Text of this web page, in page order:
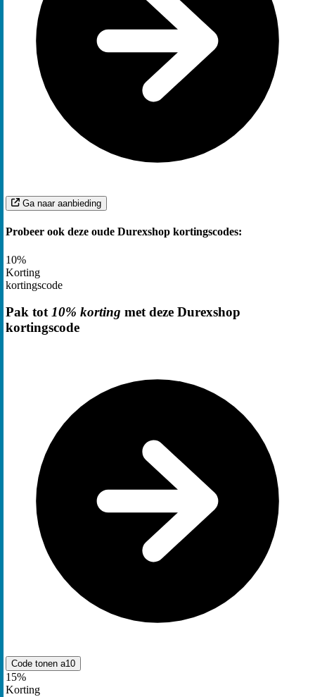
Ga naar aanbieding
Probeer ook deze oude Durexshop kortingscodes:
10%
Korting
kortingscode
Pak tot10% korting met deze Durexshop
kortingscode
Code tonen a10
15%
Korting